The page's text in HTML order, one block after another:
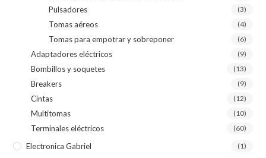
Pulsadores (3)
Tomas aéreos (4)
Tomas para empotrar y sobreponer (6)
Adaptadores eléctricos (9)
Bombillos y soquetes (13)
Breakers (9)
Cintas (12)
Multitomas (10)
Terminales eléctricos (60)
Electronica Gabriel (1)